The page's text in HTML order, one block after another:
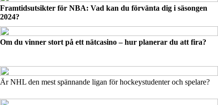
Framtidsutsikter för NBA: Vad kan du förvänta dig i säsongen
2024?
Om du vinner stort på ett nätcasino – hur planerar du att fira?
Är NHL den mest spännande ligan för hockeystudenter och spelare?